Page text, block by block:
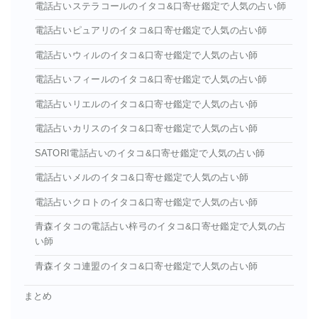
電話占いステラコールのイタコ&口寄せ鑑定で人気の占い師
電話占いピュアリのイタコ&口寄せ鑑定で人気の占い師
電話占いウィルのイタコ&口寄せ鑑定で人気の占い師
電話占いフィールのイタコ&口寄せ鑑定で人気の占い師
電話占いリエルのイタコ&口寄せ鑑定で人気の占い師
電話占いカリスのイタコ&口寄せ鑑定で人気の占い師
SATORI電話占いのイタコ&口寄せ鑑定で人気の占い師
電話占いメルのイタコ&口寄せ鑑定で人気の占い師
電話占いクロトのイタコ&口寄せ鑑定で人気の占い師
青森イタコの電話占い梓弓のイタコ&口寄せ鑑定で人気の占
い師
青森イタコ連盟のイタコ&口寄せ鑑定で人気の占い師
まとめ